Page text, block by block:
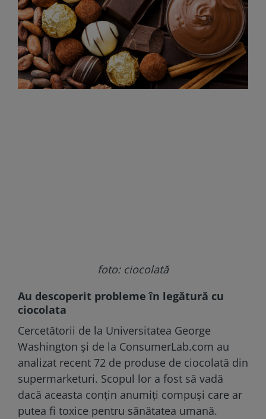
foto: ciocolată
Au descoperit probleme în legătură cu
ciocolata
Cercetătorii de la Universitatea George
Washington și de la ConsumerLab.com au
analizat recent 72 de produse de ciocolată din
supermarketuri. Scopul lor a fost să vadă
dacă aceasta conțin anumiți compuși care ar
putea fi toxice pentru sănătatea umană.